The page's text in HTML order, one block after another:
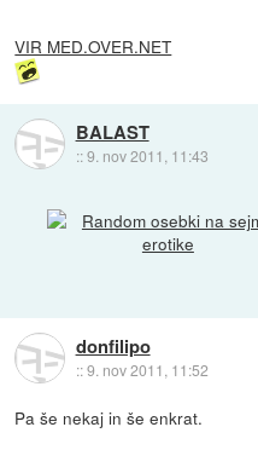
VIR MED.OVER.NET
BALAST
::9. nov 2011, 11:43
donfilipo
::9. nov 2011, 11:52
Pa še nekaj in še enkrat.